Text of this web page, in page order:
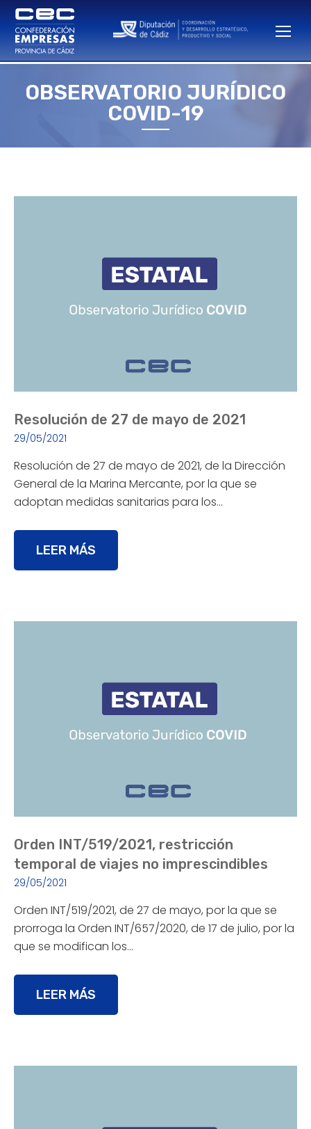
OBSERVATORIO JURÍDICO
COVID-19
Estás aquí:
Resolución de 27 de mayo de 2021
29/05/2021
Resolución de 27 de mayo de 2021, de la Dirección
General de la Marina Mercante, por la que se
adoptan medidas sanitarias para los…
LEER MÁS
Orden INT/519/2021, restricción
temporal de viajes no imprescindibles
29/05/2021
Orden INT/519/2021, de 27 de mayo, por la que se
prorroga la Orden INT/657/2020, de 17 de julio, por la
que se modifican los…
LEER MÁS